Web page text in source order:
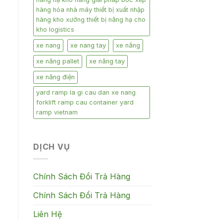
hàng hóa nhà máy thiết bị xuất nhập
hàng kho xưởng thiết bị nâng hạ cho
kho logistics
xe nang xe nang tay xe nâng
xe nâng pallet xe nâng tay
xe nâng điện
yard ramp la gi cau dan xe nang
forklift ramp cau container yard
ramp vietnam
DỊCH VỤ
Chính Sách Đổi Trả Hàng
Chính Sách Đổi Trả Hàng
Liên Hệ